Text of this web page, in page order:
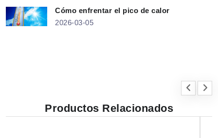
Cómo enfrentar el pico de calor
2026-03-05
Productos Relacionados